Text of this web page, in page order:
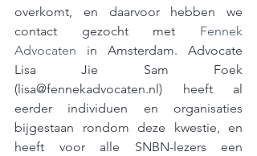
overkomt, en daarvoor hebben we
contact gezocht met Fennek
Advocaten in Amsterdam. Advocate
Lisa Jie Sam Foek​​​​
( lisa@fennekadvocaten.nl ) heeft al
eerder individuen en organisaties
bijgestaan rondom deze kwestie, en
heeft voor alle SNBN-lezers een